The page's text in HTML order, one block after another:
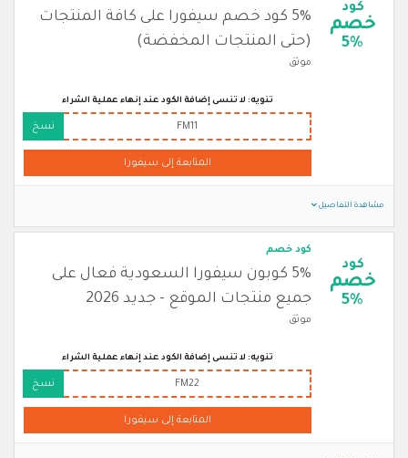
كود
خصم
5%
5% كود خصم سيفورا على كافة المنتجات
(حتى المنتجات المخفضة)
موثق
تنويه: لا تنسى إضافة الكود عند إنهاء عملية الشراء
FM11 نسخ
المتابعة إلى سيفورا
مشاهدة التفاصيل
كود
خصم
5%
كود خصم
5% كوبون سيفورا السعودية فعال على
جميع منتجات الموقع - جديد 2026
موثق
تنويه: لا تنسى إضافة الكود عند إنهاء عملية الشراء
FM22 نسخ
المتابعة إلى سيفورا